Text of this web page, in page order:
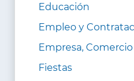
Educación
Empleo y
Empresa,
Fiestas